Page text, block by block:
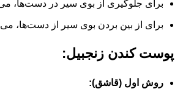
برای جلوگیری از بوی سیر در دست‌ها،
برای از بین بردن بوی سیر از دست‌ها،
پوست کندن زنجبیل:
روش اول (قاشق):